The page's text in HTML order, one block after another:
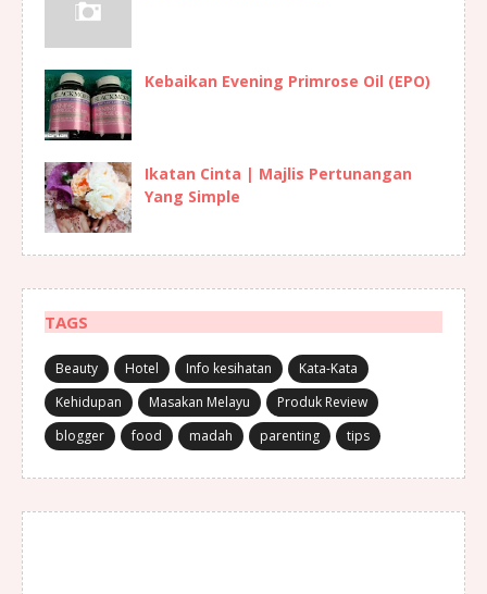
Kebaikan Evening Primrose Oil (EPO)
Ikatan Cinta | Majlis Pertunangan
Yang Simple
TAGS
Beauty Hotel Info kesihatan
Kata-Kata
Kehidupan
Masakan Melayu
Produk Review
blogger
food madah parenting tips